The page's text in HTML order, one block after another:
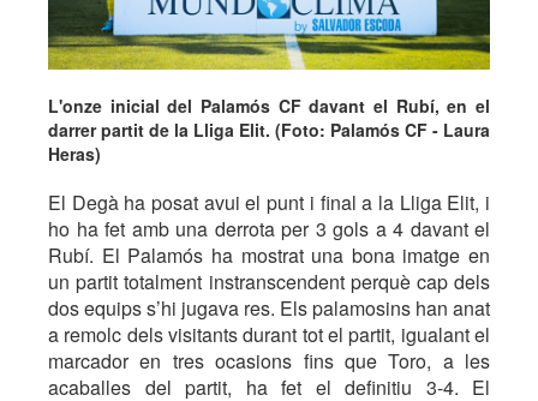
L'onze inicial del Palamós CF davant el Rubí, en el
darrer partit de la Lliga Elit. (Foto: Palamós CF - Laura
Heras)
El Degà ha posat avui el punt i final a la Lliga Elit, i
ho ha fet amb una derrota per 3 gols a 4 davant el
Rubí. El Palamós ha mostrat una bona imatge en
un partit totalment instranscendent perquè cap dels
dos equips s’hi jugava res. Els palamosins han anat
a remolc dels visitants durant tot el partit, igualant el
marcador en tres ocasions fins que Toro, a les
acaballes del partit, ha fet el definitiu 3-4. El